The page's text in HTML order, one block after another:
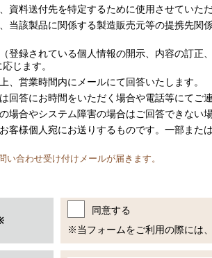
資料送付先を特定するために使用させていただ
当該製品に関係する製造販売元等の提携先
登録されている個人情報の開示、内容の訂
じます。
、営業時間内にメールにて回答いたします。
回答にお時間をいただく場合や電話等にてご
場合やシステム障害の場合はご回答できない
客様個人宛にお送りするものです。一部また
合わせ受け付けメールが届きます。
同意する
※当フォームをご利用の際には